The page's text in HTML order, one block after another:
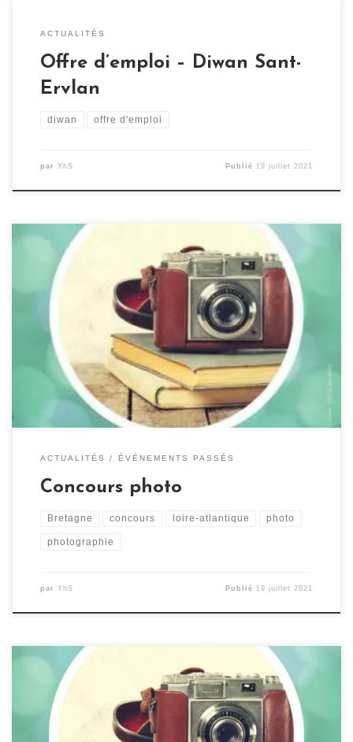
ACTUALITÉS
Offre d’emploi – Diwan Sant-
Ervlan
diwan offre d'emploi
par YhS Publié 19 juillet 2021
Le centre culturel Yezhoù ha Sevenadur organise un
grand concours photo sur le thème « Bretagne en Loire-
Atlantique ! » avec des prix à gagner ! Le concours est
gratuit, ouvert aux photographes amateurs et
professionnels. Comment participer ? Prenez
connaissance du règlement en cliquant ici. Réalisez
votre plus belle photo ! […]
ACTUALITÉS ÉVÉNEMENTS PASSÉS
Concours photo
Bretagne concours loire-atlantique photo
photographie
par YhS Publié 19 juillet 2021
Le centre culturel Yezhoù ha Sevenadur organise un
grand concours photo sur le thème « Bretagne en Loire-
Atlantique ! » avec des prix à gagner ! Le concours est